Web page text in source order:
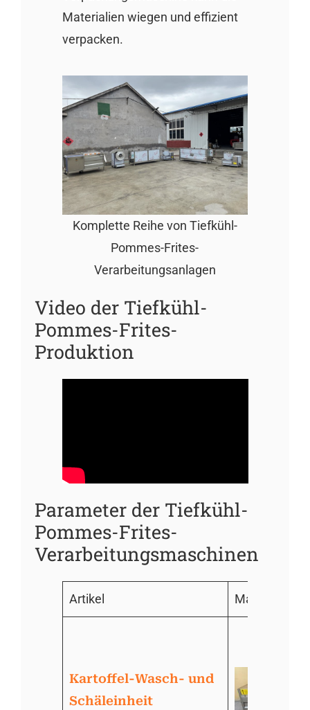
Materialien wiegen und effizient
verpacken.
Komplette Reihe von Tiefkühl-
Pommes-Frites-
Verarbeitungsanlagen
Video der Tiefkühl-
Pommes-Frites-
Produktion
Parameter der Tiefkühl-
Pommes-Frites-
Verarbeitungsmaschinen
Artikel
Kartoffel-Wasch- und
Schäleinheit